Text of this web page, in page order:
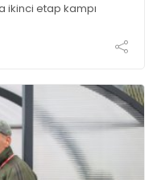
ikinci etap kampı